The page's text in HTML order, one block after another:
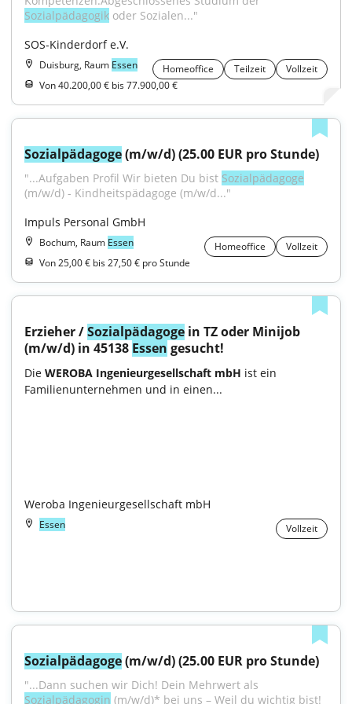
Sozialpädagogik oder Sozialen..."
SOS-Kinderdorf e.V.
Duisburg, Raum Essen Homeoffice Teilzeit
Vollzeit
Von 40.200,00 € bis 77.900,00 €
Sozialpädagoge (m/w/d) (25.00 EUR pro Stunde)
"...Aufgaben Profil Wir bieten Du bist Sozialpädagoge
(m/w/d) - Kindheitspädagoge (m/w/d..."
Impuls Personal GmbH
Bochum, Raum Essen Homeoffice
Vollzeit
Von 25,00 € bis 27,50 € pro Stunde
Erzieher / Sozialpädagoge in TZ oder Minijob
(m/w/d) in 45138 Essen gesucht!
Die WEROBA Ingenieurgesellschaft mbH ist ein
Familienunternehmen und in einen...
Weroba Ingenieurgesellschaft mbH
Essen Vollzeit
Sozialpädagoge (m/w/d) (25.00 EUR pro Stunde)
Sozialpädagogin (m/w/d)* bei uns – Weil du wichtig bist!